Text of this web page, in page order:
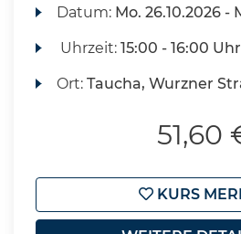
Datum: Mo. 26.10.2026 -
Uhrzeit:15:00 - 16:00 Uhr
Ort:Taucha, Wurzner
51,60
KURS